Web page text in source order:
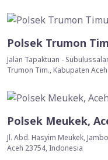
Polsek Trumon
Jalan Tapaktuan -
Trumon Tim., Kabupaten
Polsek Meukek,
Jl. Abd. Hasyim Meukek,
Aceh 23754, Indonesia